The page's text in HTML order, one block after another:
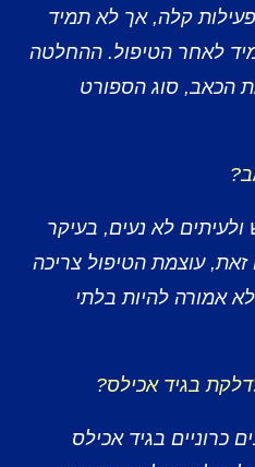
קלה, אך לא תמיד
לאחר הטיפול. ההחלטה
הכאב, סוג הספורט
ולעיתים לא נעים, בעיקר
זאת, עוצמת הטיפול צריכה
אמורה להיות בלתי
בגיד אכילס?
כרוניים בגיד אכילס